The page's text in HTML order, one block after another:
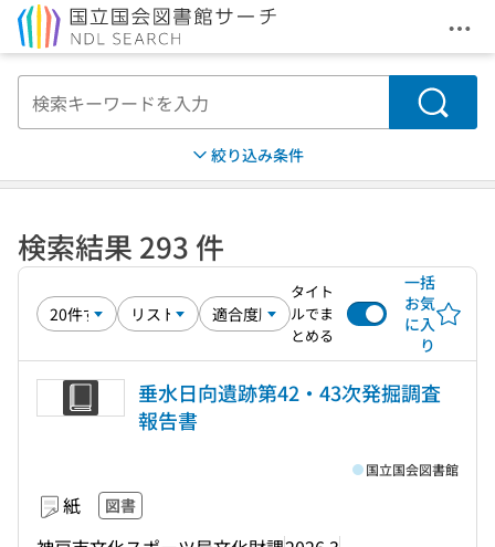
メ
検索
絞り込み条件
検索結果 293 件
タイト
ルでま
とめる
一括
お気
に入
り
垂水日向遺跡第42・43次発掘調査
報告書
紙 図書
国立国会図書館